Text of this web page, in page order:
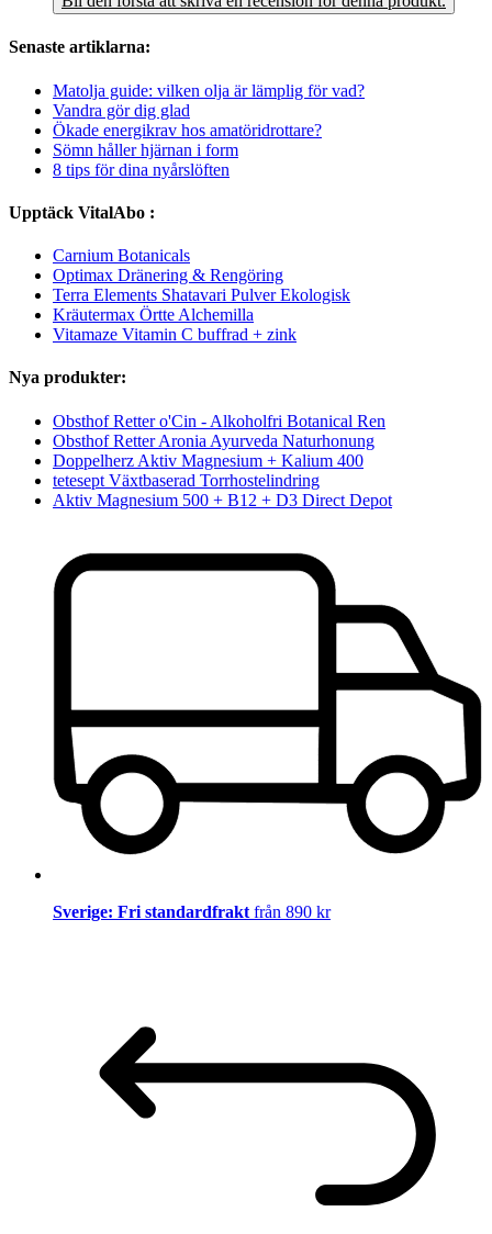
Senaste artiklarna:
Matolja guide: vilken olja är lämplig för vad?
Vandra gör dig glad
Ökade energikrav hos amatöridrottare?
Sömn håller hjärnan i form
8 tips för dina nyårslöften
Upptäck VitalAbo :
Carnium Botanicals
Optimax Dränering & Rengöring
Terra Elements Shatavari Pulver Ekologisk
Kräutermax Örtte Alchemilla
Vitamaze Vitamin C buffrad + zink
Nya produkter:
Obsthof Retter o'Cin - Alkoholfri Botanical Ren
Obsthof Retter Aronia Ayurveda Naturhonung
Doppelherz Aktiv Magnesium + Kalium 400
tetesept Växtbaserad Torrhostelindring
Aktiv Magnesium 500 + B12 + D3 Direct Depot
Sverige: Fri standardfrakt från 890 kr